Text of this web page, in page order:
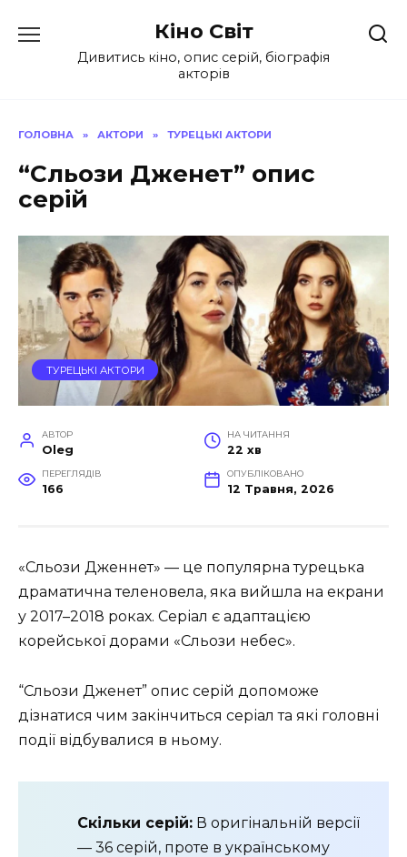
до
Кіно Світ
Дивитись кіно, опис серій, біографія
акторів
ГОЛОВНА » АКТОРИ » ТУРЕЦЬКІ АКТОРИ
“Сльози Дженет” опис
серій
ТУРЕЦЬКІ АКТОРИ
АВТОР
Oleg
НА ЧИТАННЯ
22 хв
ПЕРЕГЛЯДІВ
166
ОПУБЛІКОВАНО
12 Травня, 2026
«Сльози Дженнет» — це популярна турецька
драматична теленовела, яка вийшла на екрани
у 2017–2018 роках. Серіал є адаптацією
корейської дорами «Сльози небес».
“Сльози Дженет” опис серій допоможе
дізнатися чим закінчиться серіал та які головні
події відбувалися в ньому.
Скільки серій: В оригінальній версії
— 36 серій, проте в українському